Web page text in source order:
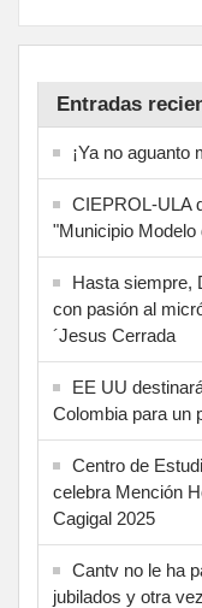
Entradas
¡Ya no aguanto
CIEPROL-ULA
"Municipio Modelo
Hasta siempre,
con pasión al
´Jesus Cerrada
EE UU
Colombia para un
Centro de
celebra Mención
Cagigal 2025
Cantv no le ha
jubilados y otra